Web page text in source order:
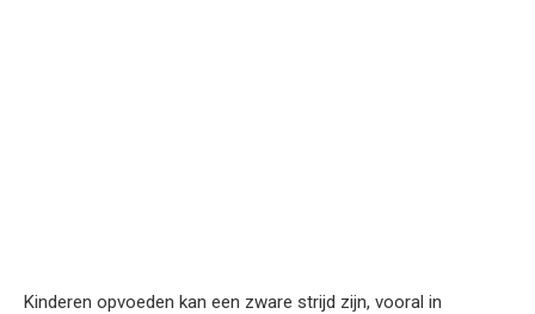
Kinderen opvoeden kan een zware strijd zijn, vooral in